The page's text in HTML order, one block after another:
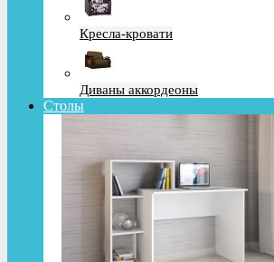
Кресла-кровати
Диваны аккордеоны
Столы